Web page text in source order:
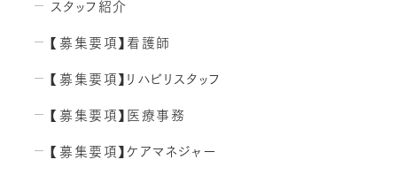
スタッフ紹介
【募集要項】看護師
【募集要項】リハビリスタッフ
【募集要項】医療事務
【募集要項】ケアマネジャー